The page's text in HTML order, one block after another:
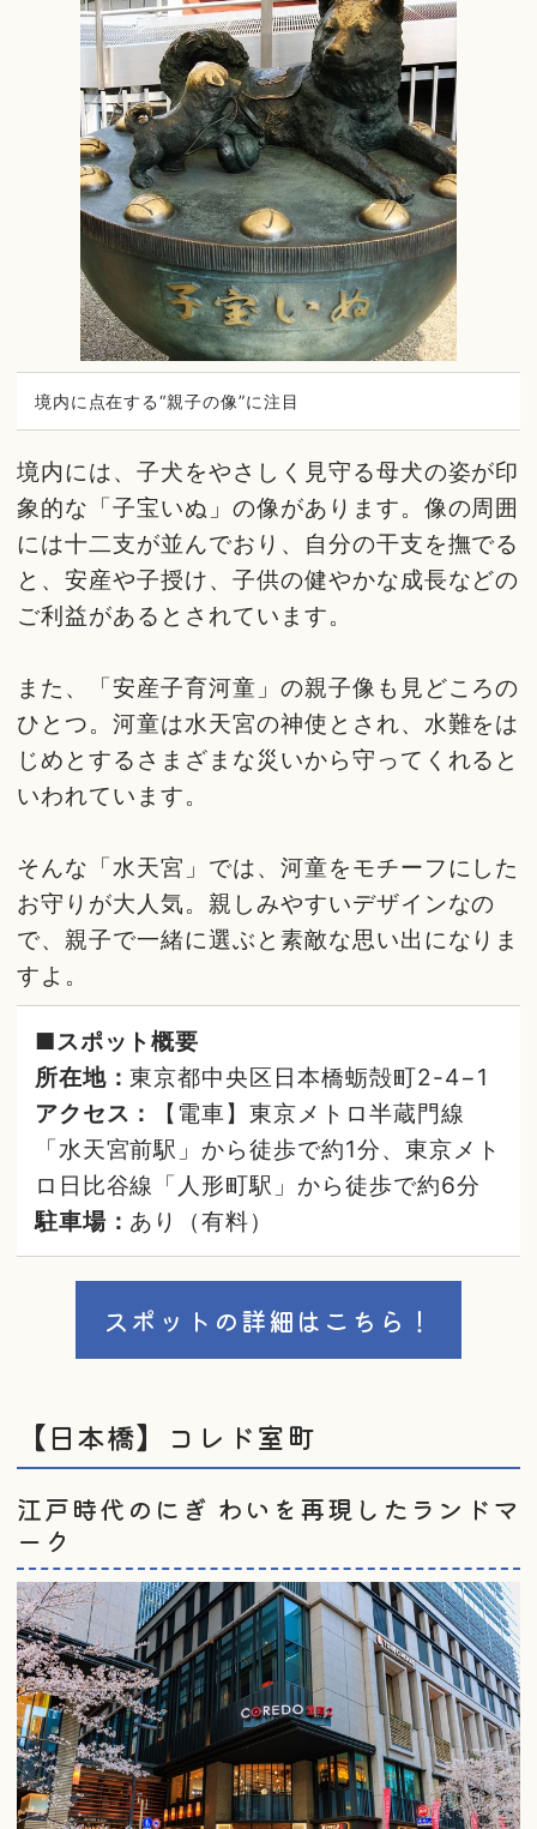
境内に点在する“親子の像”に注目
境内には、子犬をやさしく見守る母犬の姿が印
象的な「子宝いぬ」の像があります。像の周囲
には十二支が並んでおり、自分の干支を撫でる
と、安産や子授け、子供の健やかな成長などの
ご利益があるとされています。
また、「安産子育河童」の親子像も見どころの
ひとつ。河童は水天宮の神使とされ、水難をは
じめとするさまざまな災いから守ってくれると
いわれています。
そんな「水天宮」では、河童をモチーフにした
お守りが大人気。親しみやすいデザインなの
で、親子で一緒に選ぶと素敵な思い出になりま
すよ。
■スポット概要
所在地：東京都中央区日本橋蛎殻町2-4−1
アクセス：
【電車】東京メトロ半蔵門線
「水天宮前駅」から徒歩で約1分、東京メト
ロ日比谷線「人形町駅」から徒歩で約6分
駐車場： あり（有料）
スポットの詳細はこちら！
【日本橋】コレド室町
江戸時代のにぎ わいを再現したランドマ
ーク